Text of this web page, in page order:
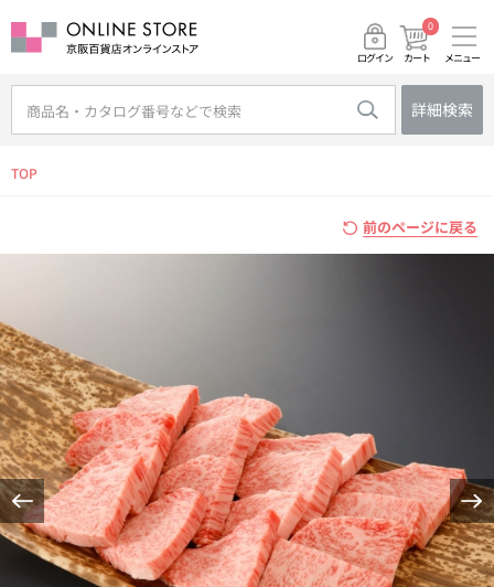
ログイン カート
0
メニュー
詳細検索
TOP
前のページに戻る